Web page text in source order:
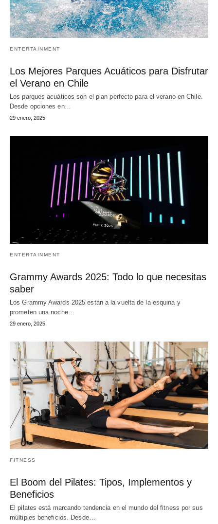
ENTERTAINMENT
Los Mejores Parques Acuáticos para Disfrutar
el Verano en Chile
Los parques acuáticos son el plan perfecto para el verano en Chile.
Desde opciones en…
29 enero, 2025
ENTERTAINMENT
Grammy Awards 2025: Todo lo que necesitas
saber
Los Grammy Awards 2025 están a la vuelta de la esquina y
prometen una noche…
29 enero, 2025
FITNESS
El Boom del Pilates: Tipos, Implementos y
Beneficios
El pilates está marcando tendencia en el mundo del fitness por sus
múltiples beneficios. Desde…